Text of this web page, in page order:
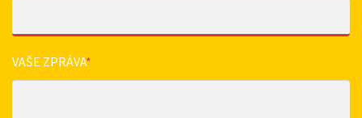
VAŠE ZPRÁVA*